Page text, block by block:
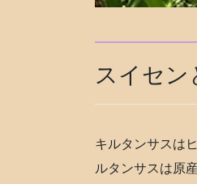
スイセン
キルタンサスは
ルタンサスは原